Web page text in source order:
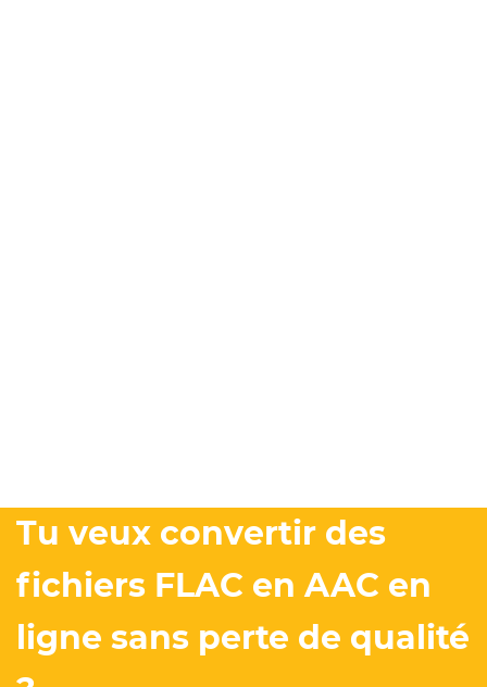
Tu veux convertir des
fichiers FLAC en AAC en
ligne sans perte de qualité